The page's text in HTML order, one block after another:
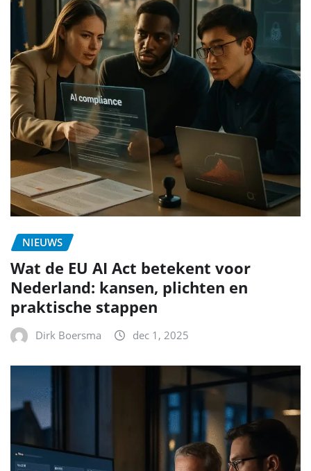
NIEUWS
Wat de EU AI Act betekent voor
Nederland: kansen, plichten en
praktische stappen
Dirk Boersma dec 1, 2025